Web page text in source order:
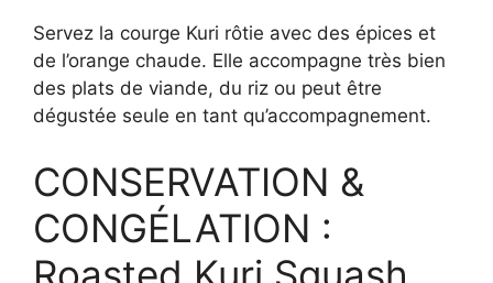
Servez la courge Kuri rôtie avec des épices et
de l’orange chaude. Elle accompagne très bien
des plats de viande, du riz ou peut être
dégustée seule en tant qu’accompagnement.
CONSERVATION &
CONGÉLATION :